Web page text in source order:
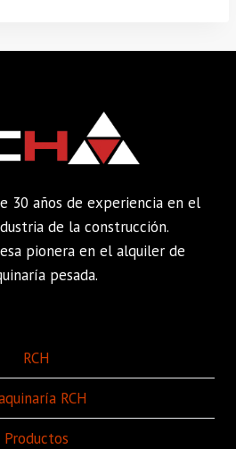
30 años de experiencia en el
de la construcción.
pionera en el alquiler de
pesada.
RCH
RCH
Productos